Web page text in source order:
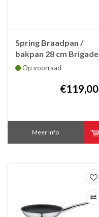
Spring Braadpan /
bakpan 28 cm Brigade
Premium met steel
Op voorraad
€119,00
Meer info